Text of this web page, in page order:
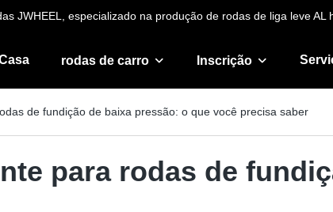
JWHEEL, especializado na produção de rodas de liga leve AL
rodas de carro Inscrição
de fundição de baixa pressão: o que você precisa saber
para rodas de